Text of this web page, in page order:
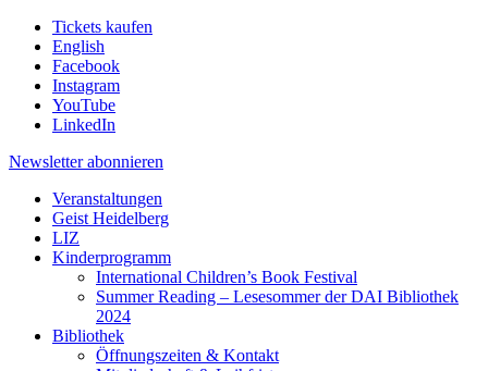
Tickets kaufen
English
Facebook
Instagram
YouTube
LinkedIn
Newsletter abonnieren
Veranstaltungen
Geist Heidelberg
LIZ
Kinderprogramm
International Children’s Book Festival
Summer Reading – Lesesommer der DAI Bibliothek
2024
Bibliothek
Öffnungszeiten & Kontakt